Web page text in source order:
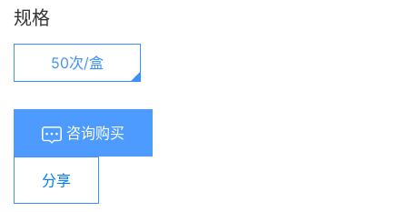
规格
50次/盒
咨询购买
分享